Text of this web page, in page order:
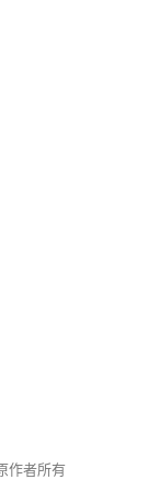
作者所有